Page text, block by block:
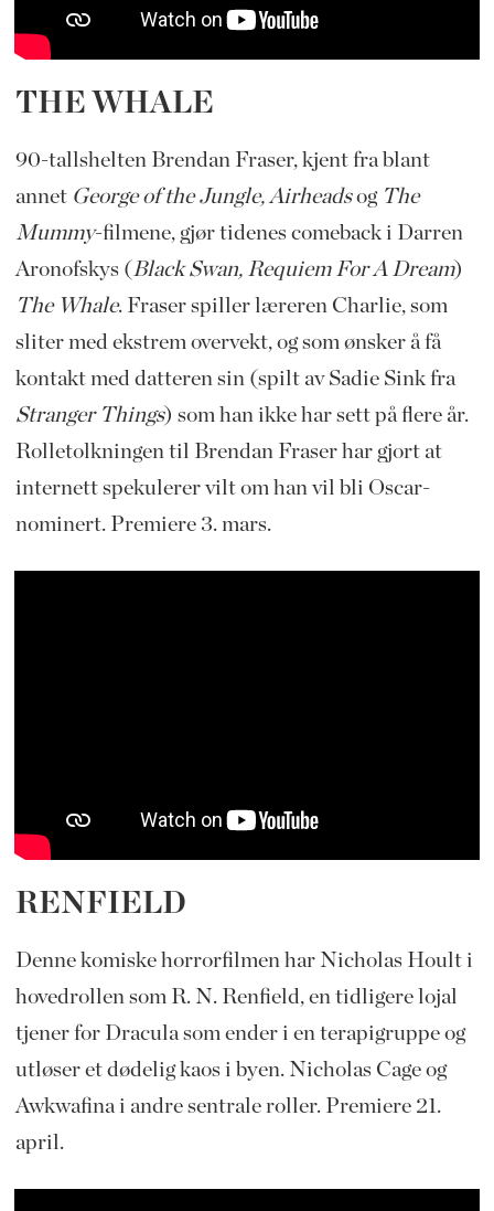
THE WHALE
90-tallshelten Brendan Fraser, kjent fra blant
annet George of the Jungle, Airheadsog The
Mummy-filmene, gjør tidenes comeback i Darren
Aronofskys ( Black Swan, Requiem For A Dream)
The Whale. Fraser spiller læreren Charlie, som
sliter med ekstrem overvekt, og som ønsker å få
kontakt med datteren sin (spilt av Sadie Sink fra
Stranger Things) som han ikke har sett på flere år.
Rolletolkningen til Brendan Fraser har gjort at
internett spekulerer vilt om han vil bli Oscar-
nominert. Premiere 3. mars.
RENFIELD
Denne komiske horrorfilmen har Nicholas Hoult i
hovedrollen som R. N. Renfield, en tidligere lojal
tjener for Dracula som ender i en terapigruppe og
utløser et dødelig kaos i byen. Nicholas Cage og
Awkwafina i andre sentrale roller. Premiere 21.
april.